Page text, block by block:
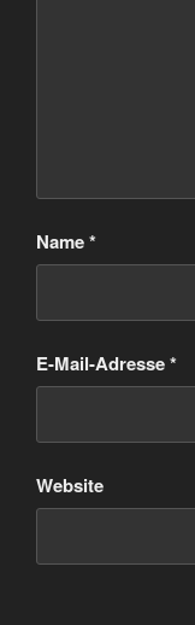
Name*
E-Mail-Adresse*
Website